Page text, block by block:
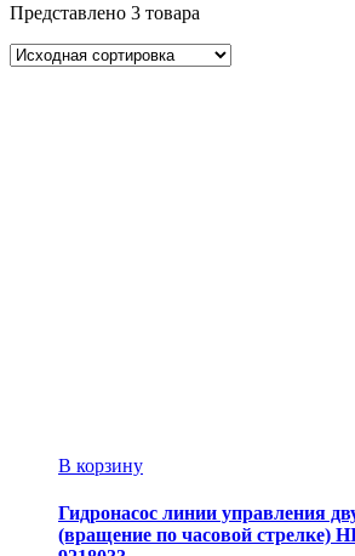
Представлено 3 товара
В корзину
Гидронасос линии управления
(вращение по часовой стрелке)